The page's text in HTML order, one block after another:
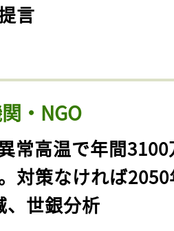
言
・NGO
常高温で年間
対策なければ
、世銀分析